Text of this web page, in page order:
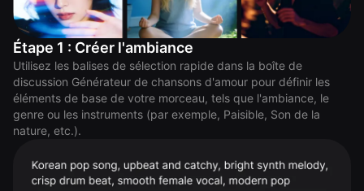
Étape 1 : Créer l'ambiance
Utilisez les balises de sélection rapide dans la boîte de
discussion Générateur de chansons d'amour pour définir les
éléments de base de votre morceau, tels que l'ambiance, le
genre ou les instruments (par exemple, Paisible, Son de la
nature, etc.).